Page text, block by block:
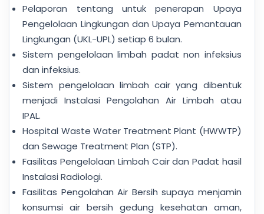
Pelaporan tentang untuk penerapan Upaya
Pengelolaan Lingkungan dan Upaya Pemantauan
Lingkungan (UKL-UPL) setiap 6 bulan.
Sistem pengelolaan limbah padat non infeksius
dan infeksius.
Sistem pengelolaan limbah cair yang dibentuk
menjadi Instalasi Pengolahan Air Limbah atau
IPAL.
Hospital Waste Water Treatment Plant (HWWTP)
dan Sewage Treatment Plan (STP).
Fasilitas Pengelolaan Limbah Cair dan Padat hasil
Instalasi Radiologi.
Fasilitas Pengolahan Air Bersih supaya menjamin
konsumsi air bersih gedung kesehatan aman,